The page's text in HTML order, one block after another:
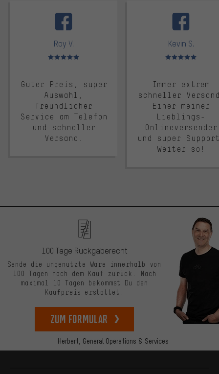
Roy V.
Bewertungen: 5 von 5
Guter Preis, super
Auswahl,
freundlicher
Service am Telefon
und schneller
Versand.
Kevin S.
Bewertungen: 5 von 5
Immer extrem
schneller
Einer meiner
Lieblings-
Onlineversender
und super
Weiter so!
Herbert, General Operations & Services
100 Tage Rückgaberecht
Sende die ungenutzte Ware innerhalb von
100 Tagen nach dem Kauf zurück. Nach
maximal 10 Tagen bekommst Du den
Kaufpreis erstattet.
zum Formular